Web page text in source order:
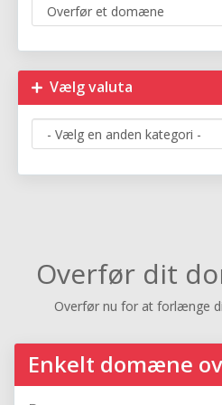
Vælg valuta
Overfør dit
Overfør nu for at forlænge
Enkelt domæne